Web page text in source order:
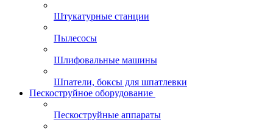
Штукатурные станции
Пылесосы
Шлифовальные машины
Шпатели, боксы для шпатлевки
Пескоструйное оборудование
Пескоструйные аппараты